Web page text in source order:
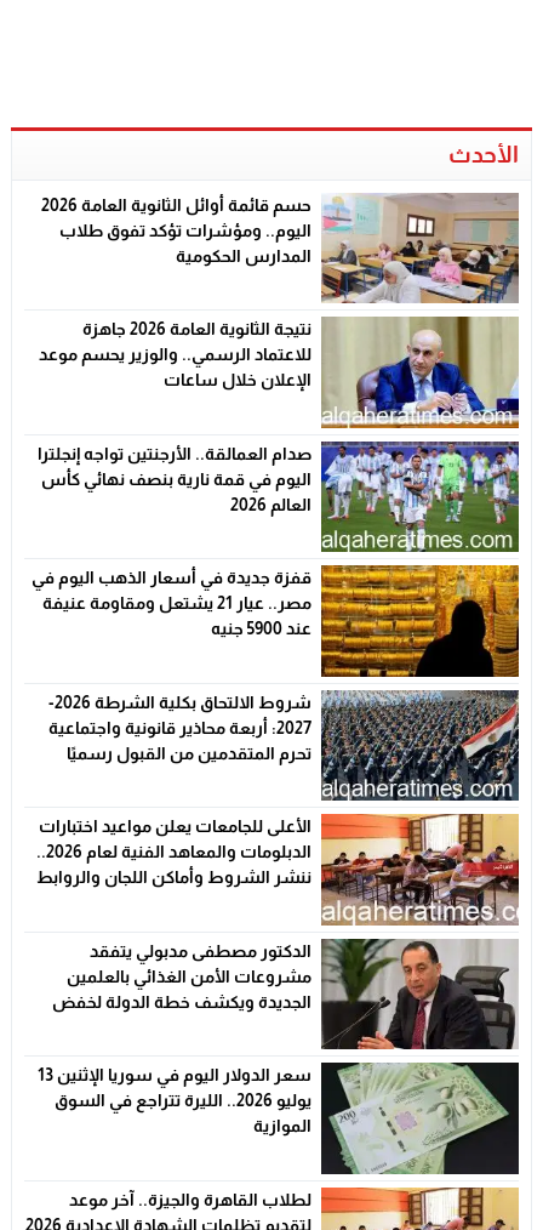
الأحدث
حسم قائمة أوائل الثانوية العامة 2026
اليوم.. ومؤشرات تؤكد تفوق طلاب
المدارس الحكومية
نتيجة الثانوية العامة 2026 جاهزة
للاعتماد الرسمي.. والوزير يحسم موعد
الإعلان خلال ساعات
صدام العمالقة.. الأرجنتين تواجه إنجلترا
اليوم في قمة نارية بنصف نهائي كأس
العالم 2026
قفزة جديدة في أسعار الذهب اليوم في
مصر.. عيار 21 يشتعل ومقاومة عنيفة
عند 5900 جنيه
شروط الالتحاق بكلية الشرطة 2026-
2027: أربعة محاذير قانونية واجتماعية
تحرم المتقدمين من القبول رسميًا
الأعلى للجامعات يعلن مواعيد اختبارات
الدبلومات والمعاهد الفنية لعام 2026..
ننشر الشروط وأماكن اللجان والروابط
الدكتور مصطفى مدبولي يتفقد
مشروعات الأمن الغذائي بالعلمين
الجديدة ويكشف خطة الدولة لخفض
سعر الدولار اليوم في سوريا الإثنين 13
يوليو 2026.. الليرة تتراجع في السوق
الموازية
لطلاب القاهرة والجيزة.. آخر موعد
لتقديم تظلمات الشهادة الإعدادية 2026